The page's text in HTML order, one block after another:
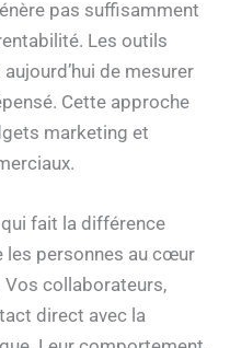
pas suffisamment
Les outils
de mesurer
Cette approche
marketing et
qui fait la différence
les personnes au cœur
collaborateurs,
direct avec la